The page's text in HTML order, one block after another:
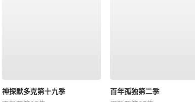
神探默多克第十九季
百年孤独第二季